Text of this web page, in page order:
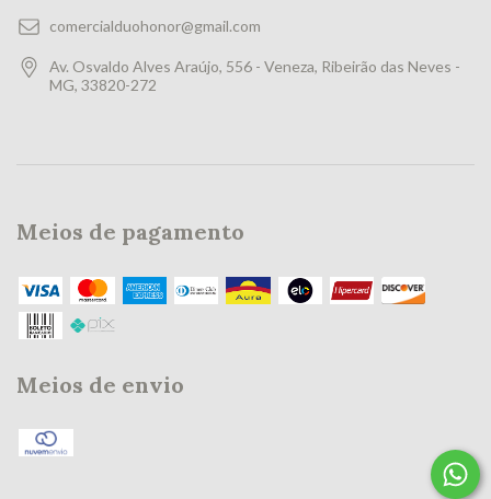
comercialduohonor@gmail.com
Av. Osvaldo Alves Araújo, 556 - Veneza, Ribeirão das Neves -
MG, 33820-272
Meios de pagamento
Meios de envio